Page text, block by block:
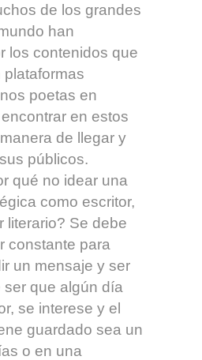
de los grandes
han
los contenidos que
plataformas
poetas en
en estos
de llegar y
públicos.
qué no idear una
como escritor,
literario? Se debe
constante para
un mensaje y ser
que algún día
se interese y el
guardado sea un
o en una